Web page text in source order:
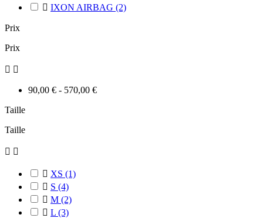
 IXON AIRBAG (2)
Prix
Prix
 
90,00 € - 570,00 €
Taille
Taille
 
 XS (1)
 S (4)
 M (2)
 L (3)